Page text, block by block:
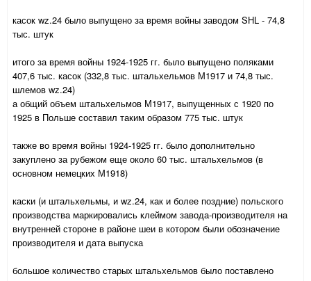
касок wz.24 было выпущено за время войны заводом SHL - 74,8
тыс. штук
итого за время войны 1924-1925 гг. было выпущено поляками
407,6 тыс. касок (332,8 тыс. штальхельмов М1917 и 74,8 тыс.
шлемов wz.24)
а общий объем штальхельмов М1917, выпущенных с 1920 по
1925 в Польше составил таким образом 775 тыс. штук
также во время войны 1924-1925 гг. было дополнительно
закуплено за рубежом еще около 60 тыс. штальхельмов (в
основном немецких М1918)
каски (и штальхельмы, и wz.24, как и более поздние) польского
производства маркировались клеймом завода-производителя на
внутренней стороне в районе шеи в котором были обозначение
производителя и дата выпуска
большое количество старых штальхельмов было поставлено